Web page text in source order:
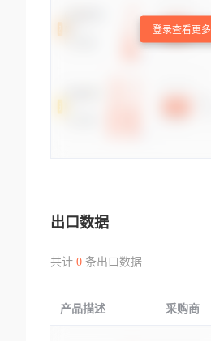
登录查看更多
出口数据
共计 0条出口数据
产品描述 采购商